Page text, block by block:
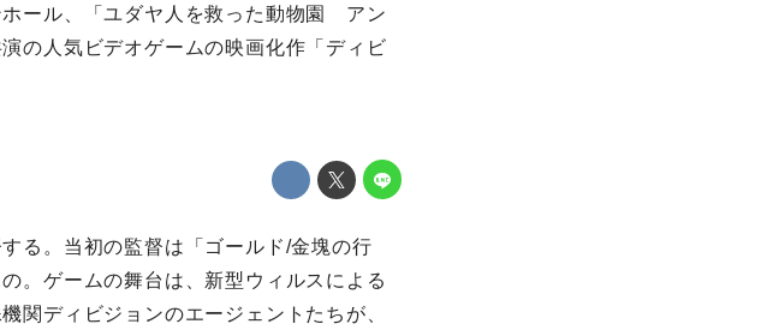
ホール、「ユダヤ人を救った動物園 アン
の人気ビデオゲームの映画化作「ディビ
る。当初の監督は「ゴールド/金塊の行
。ゲームの舞台は、新型ウィルスによる
関ディビジョンのエージェントたちが、